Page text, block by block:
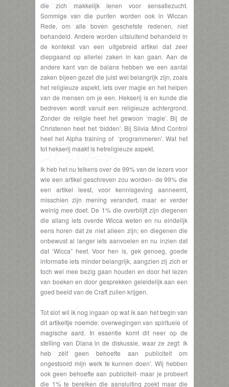
die zich makkelijk lenen voor sensatiezucht.
Sommige van die punten worden ook in Wiccan
Rede, om alle boven geschetste redenen, niet
behandeld. Andere worden uitsluitend behandeld in
de kontekst van een uitgebreid artikel dat zeer
diepgaand op allerlei zaken in kan gaan. Aan de
andere kant van de balans hebben we een aantal
zaken bijeen gezet die juist wel belangrijk zijn, zoals
het religieuze aspekt, iets over magie en het helpen
van de mensen om je een. Hekserij is en kunde die
bedreven wordt vanuit een religieuze achtergrond.
Zonder de religie heet het gewoon ‘magie’. Bij de
Christenen heet het ‘bidden’. Bij Silvia Mind Control
heet het Alpha training of ‘programmeren’. Wat het
tot hekserij maakt is hetreligieuze aspekt.
Ik heb het nu telkens over de 99% van de lezers voor
wie een artikel geschreven zou worden- de 99% die
een artikel leest, voor kennisgeving aanneemt,
misschien zijn mening verandert, maar er verder
weinig mee doet. De 1% die overblijft zijn diegenen
die allang iets overde Wicca weten en nu eindelijk
eens horen dat ze niet alleen zijn; en diegenen die
onbewust al langer iets aanvoelen en nu inzien dat
dat ‘Wicca” heet. Voor hen is, gek genoeg, goede
informatie iets minder belangrijk, aangzien zij zich er
toch wel mee bezig gaan houden en door het lezen
van boeken en door gesprekken geleidelijk aan een
goed beeld van de Craft zullen krijgen.
Tot slot wil ik nog ingaan op wat ik aan het begin van
dit artikeltje noemde: overwegingen van spirituele of
magische aard. In essentie komt dit neer op de
stelling van Diana in de diskussie, waar ze zegt: ík
heb zèlf geen behoefte aan publiciteit om
ongestoord mijn werk te kunnen doen’. Wij hebben
ook geen behoefte aan publiciteit- maar je probeert
die 1% te bereiken die aansluiting zoekt maar die